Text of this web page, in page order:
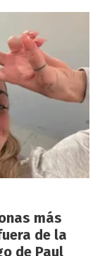
más
de la
de Paul